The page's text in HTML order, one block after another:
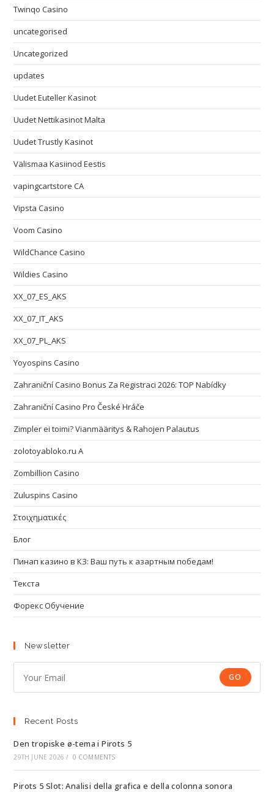
Twinqo Casino
uncategorised
Uncategorized
updates
Uudet Euteller Kasinot
Uudet Nettikasinot Malta
Uudet Trustly Kasinot
Välismaa Kasiinod Eestis
vapingcartstore CA
Vipsta Casino
Voom Casino
WildChance Casino
Wildies Casino
XX_07_ES_AKS
XX_07_IT_AKS
XX_07_PL_AKS
Yoyospins Casino
Zahraniční Casino Bonus Za Registraci 2026: TOP Nabídky
Zahraniční Casino Pro České Hráče
Zimpler ei toimi? Vianmääritys & Rahojen Palautus
zolotoyabloko.ru A
Zombillion Casino
Zuluspins Casino
Στοιχηματικές
Блог
Пинап казино в КЗ: Ваш путь к азартным победам!
Текста
Форекс Обучение
Newsletter
GO
Recent Posts
Den tropiske ø-tema i Pirots 5
29TH JUNE 2026 / 0 COMMENTS
Pirots 5 Slot: Analisi della grafica e della colonna sonora